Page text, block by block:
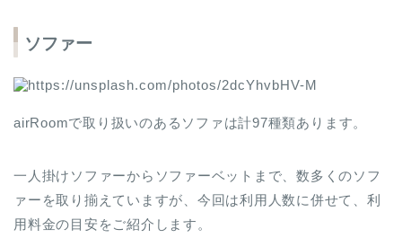
ソファー
airRoomで取り扱いのあるソファは計97種類あります。
一人掛けソファーからソファーベットまで、数多くのソフ
ァーを取り揃えていますが、今回は利用人数に併せて、利
用料金の目安をご紹介します。